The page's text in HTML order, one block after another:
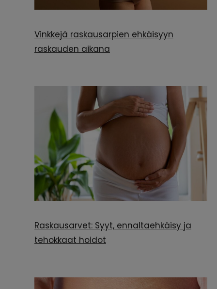
Vinkkejä raskausarpien ehkäisyyn
raskauden aikana
Raskausarvet: Syyt, ennaltaehkäisy ja
tehokkaat hoidot